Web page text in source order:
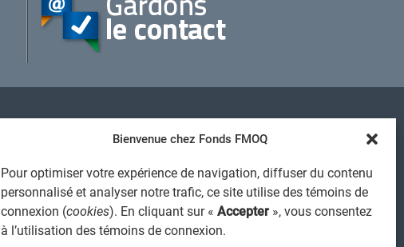
Bienvenue chez Fonds FMOQ
Pour optimiser votre expérience de navigation, diffuser du contenu
personnalisé et analyser notre trafic, ce site utilise des témoins de
connexion (cookies). En cliquant sur « Accepter », vous consentez
à l’utilisation des témoins de connexion.
AVIS JURIDIQUE GÉNÉRAL
PROTECTION DES RENSEIGNEMENTS PERSONNELS
POLITIQUE DE TRAITEMENT DES PLAINTES
REGISTRE DES CONFLITS D'INTÉRÊTS